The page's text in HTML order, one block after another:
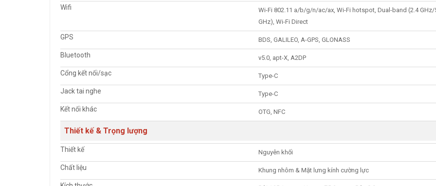
Wifi
Wi-Fi 802.11 a/b/g/n/ac/ax, Wi-Fi hotspot, Dual-band (2.4 GHz/
GHz), Wi-Fi Direct
GPS BDS, GALILEO, A-GPS, GLONASS
Bluetooth v5.0, apt-X, A2DP
Cổng kết nối/sạc Type-C
Jack tai nghe Type-C
Kết nối khác OTG, NFC
Thiết kế & Trọng lượng
Thiết kế Nguyên khối
Chất liệu Khung nhôm & Mặt lưng kính cường lực